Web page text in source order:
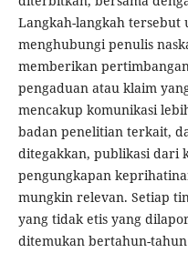
Langkah-langkah tersebut
menghubungi penulis
memberikan
pengaduan atau klaim
mencakup komunikasi
badan penelitian terkait,
ditegakkan, publikasi dari
pengungkapan
mungkin relevan. Setiap
yang tidak etis yang
ditemukan bertahun-